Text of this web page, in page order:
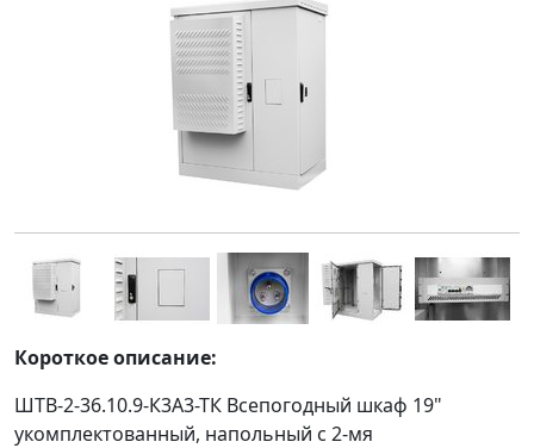
Короткое описание:
ШТВ-2-36.10.9-К3А3-ТК Всепогодный шкаф 19"
укомплектованный, напольный с 2-мя